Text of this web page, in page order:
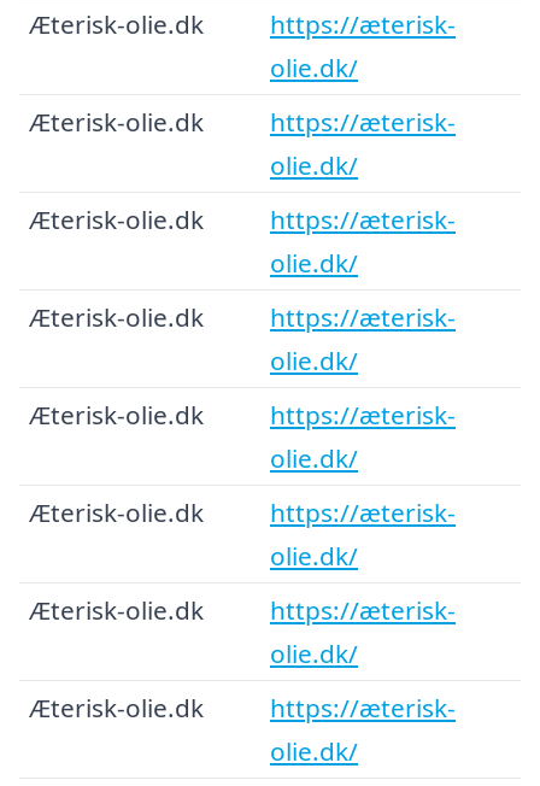
Æterisk-olie.dk
https://æterisk-
olie.dk/
Æterisk-olie.dk
https://æterisk-
olie.dk/
Æterisk-olie.dk
https://æterisk-
olie.dk/
Æterisk-olie.dk
https://æterisk-
olie.dk/
Æterisk-olie.dk
https://æterisk-
olie.dk/
Æterisk-olie.dk
https://æterisk-
olie.dk/
Æterisk-olie.dk
https://æterisk-
olie.dk/
Æterisk-olie.dk
https://æterisk-
olie.dk/